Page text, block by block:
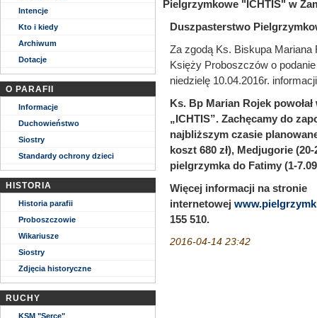
Intencje
Kto i kiedy
Archiwum
Dotacje
O PARAFII
Informacje
Duchowieństwo
Siostry
Standardy ochrony dzieci
HISTORIA
Historia parafii
Proboszczowie
Wikariusze
Siostry
Zdjęcia historyczne
RUCHY
KSM "Serce"
Pielgrzymkowe "ICHTIS" w
Duszpasterstwo
Za zgodą Ks. Biskupa
Księży Proboszczów o
niedzielę 10.04.2016r.
Ks. Bp Marian Rojek
„ICHTIS”. Zachęcamy do
najbliższym czasie
koszt 680 zł), Medjugorie
pielgrzymka do Fatimy (1-
Więcej informacji na stronie
internetowej
155 510.
2016-04-14 23:42